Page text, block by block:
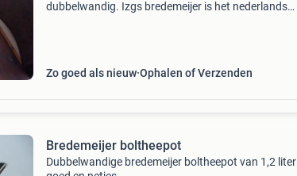
dubbelwandig. Izgs bredemeijer is het nederlandse
Zo goed als nieuw Ophalen of Verzenden
Bredemeijer boltheepot
Dubbelwandige bredemeijer boltheepot van 1,2 liter